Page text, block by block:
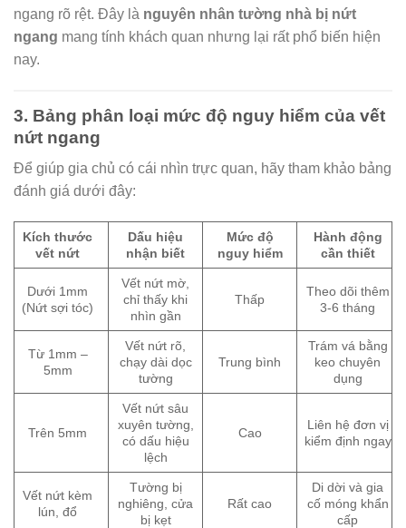
ngang rõ rệt. Đây là nguyên nhân tường nhà bị nứt
ngang mang tính khách quan nhưng lại rất phổ biến hiện
nay.
3. Bảng phân loại mức độ nguy hiểm của vết
nứt ngang
Để giúp gia chủ có cái nhìn trực quan, hãy tham khảo bảng
đánh giá dưới đây:
Kích thước
vết nứt
Dấu hiệu
nhận biết
Mức độ
nguy hiểm
Hành động
cần thiết
Dưới 1mm
(Nứt sợi tóc)
Vết nứt mờ,
chỉ thấy khi
nhìn gần
Thấp
Theo dõi thêm
3-6 tháng
Từ 1mm –
5mm
Vết nứt rõ,
chạy dài dọc
tường
Trung bình
Trám vá bằng
keo chuyên
dụng
Trên 5mm
Vết nứt sâu
xuyên tường,
có dấu hiệu
lệch
Cao
Liên hệ đơn vị
kiểm định ngay
Vết nứt kèm
lún, đổ
Tường bị
nghiêng, cửa
bị kẹt
Rất cao
Di dời và gia
cố móng khẩn
cấp